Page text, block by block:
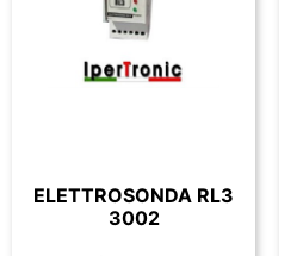
ELETTROSONDA RL3
3002